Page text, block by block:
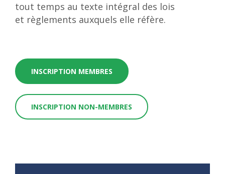
tout temps au texte intégral des lois
et règlements auxquels elle réfère.
INSCRIPTION MEMBRES
INSCRIPTION NON-MEMBRES